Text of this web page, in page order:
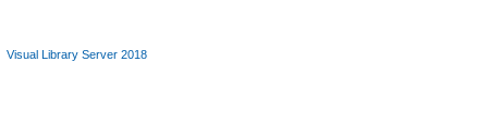
Visual Library Server 2018